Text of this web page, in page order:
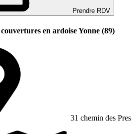
Prendre RDV
en ardoise Yonne (89)
31 chemin des Pres